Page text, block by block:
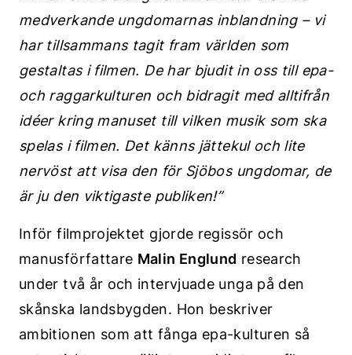
medverkande ungdomarnas inblandning – vi
har tillsammans tagit fram världen som
gestaltas i filmen. De har bjudit in oss till epa-
och raggarkulturen och bidragit med alltifrån
idéer kring manuset till vilken musik som ska
spelas i filmen. Det känns jättekul och lite
nervöst att visa den för Sjöbos ungdomar, de
är ju den viktigaste publiken!”
Inför filmprojektet gjorde regissör och
manusförfattare Malin Englund research
under två år och intervjuade unga på den
skånska landsbygden. Hon beskriver
ambitionen som att fånga epa-kulturen så